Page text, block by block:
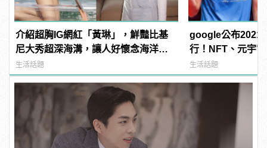
介紹超胸IG網紅「黃琳」，鮮豔比基
尼大秀超深海溝，讓人好懷念海洋風
光！ | manfashion這樣變型男
生活話題
google公布2021
行！NFT、元宇
榜！ |
生活話題